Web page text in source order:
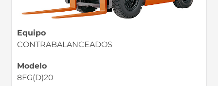
Equipo
CONTRABALANCEADOS
Modelo
8FG(D)20